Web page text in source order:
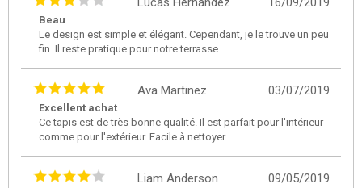
Beau
Le design est simple et élégant. Cependant, je le trouve un peu
fin. Il reste pratique pour notre terrasse.
03/07/2019
Ava Martinez
Excellent achat
Ce tapis est de très bonne qualité. Il est parfait pour l'intérieur
comme pour l'extérieur. Facile à nettoyer.
09/05/2019
Liam Anderson